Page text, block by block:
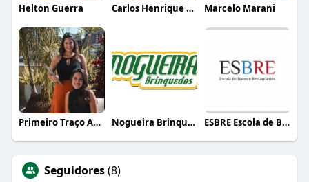
Helton Guerra Carlos Henrique de Faria Vasconcelos Marcelo Marani
Primeiro Traço Arquitetura Nogueira Brinquedos ESBRE Escola de Bares e Restaurantes
Seguidores(8)